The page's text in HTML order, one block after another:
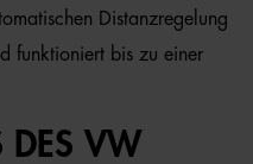
Distanzregelung
funktioniert bis zu einer
DES VW